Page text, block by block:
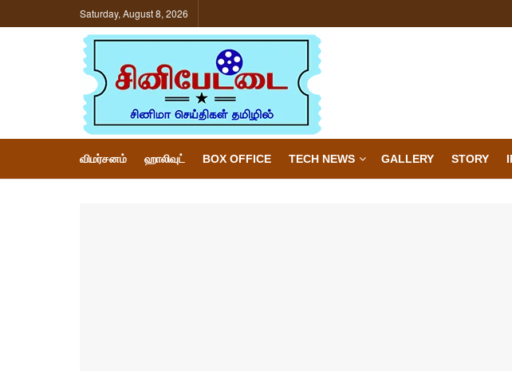
Saturday, August 8, 2026
விமர்சனம் ஹாலிவுட் BOX OFFICE TECH NEWS GALLERY STORY